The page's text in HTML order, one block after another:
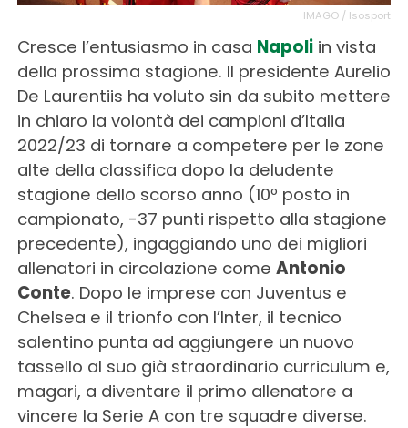
IMAGO / Isosport
Cresce l’entusiasmo in casa Napoliin vista
della prossima stagione. Il presidente Aurelio
De Laurentiis ha voluto sin da subito mettere
in chiaro la volontà dei campioni d’Italia
2022/23 di tornare a competere per le zone
alte della classifica dopo la deludente
stagione dello scorso anno (10º posto in
campionato, -37 punti rispetto alla stagione
precedente), ingaggiando uno dei migliori
allenatori in circolazione come Antonio
Conte. Dopo le imprese con Juventus e
Chelsea e il trionfo con l’Inter, il tecnico
salentino punta ad aggiungere un nuovo
tassello al suo già straordinario curriculum e,
magari, a diventare il primo allenatore a
vincere la Serie A con tre squadre diverse.